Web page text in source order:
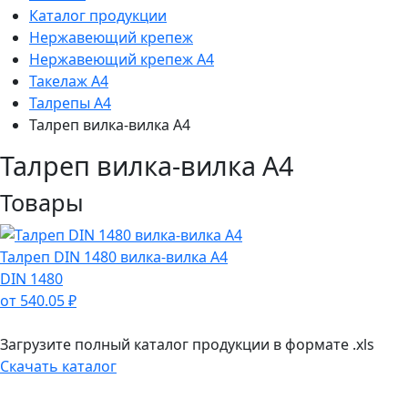
Каталог продукции
Нержавеющий крепеж
Нержавеющий крепеж А4
Такелаж А4
Талрепы А4
Талреп вилка-вилка А4
Талреп вилка-вилка А4
Товары
Талреп DIN 1480 вилка-вилка А4
DIN 1480
от 540.05 ₽
Загрузите полный каталог продукции в формате .xls
Скачать каталог